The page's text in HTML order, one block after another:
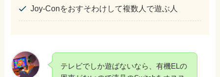
Joy-Conをおすそわけして複数人で遊ぶ人
テレビでしか遊ばないなら、有機ELの